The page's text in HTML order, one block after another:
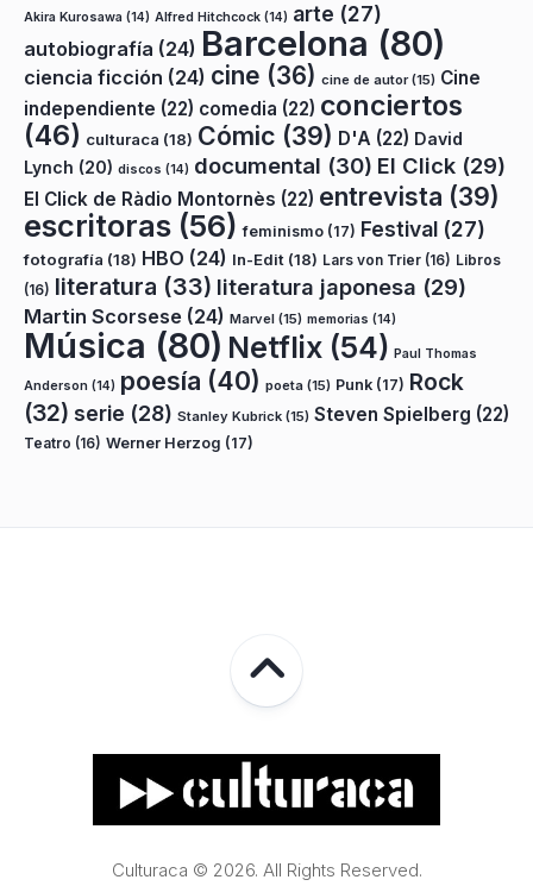
Akira Kurosawa (14) Alfred Hitchcock (14) arte (27)
autobiografía (24) Barcelona (80)
ciencia ficción (24) cine (36) cine de autor(15) Cine
independiente (22) comedia (22) conciertos
(46) culturaca (18) Cómic (39) D'A (22) David
Lynch (20) discos (14) documental (30) El Click (29)
El Click de Ràdio Montornès (22) entrevista (39)
escritoras (56) feminismo (17) Festival (27)
fotografía (18) HBO (24) In-Edit (18) Lars von Trier (16) Libros
(16) literatura (33) literatura japonesa (29)
Martin Scorsese (24) Marvel (15) memorias (14)
Música (80) Netflix (54) Paul Thomas
Anderson (14) poesía (40) poeta (15) Punk (17) Rock
(32) serie (28) Stanley Kubrick (15) Steven Spielberg (22)
Teatro (16) Werner Herzog (17)
Culturaca © 2026. All Rights Reserved.